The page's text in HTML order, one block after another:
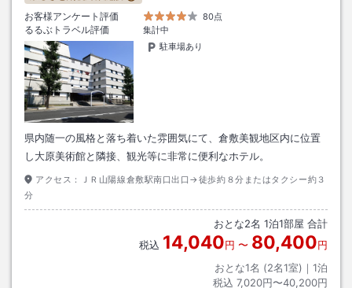
お客様アンケート評価
80点
るるぶトラベル評価
集計中
駐車場あり
県内随一の風格と落ち着いた雰囲気にて、倉敷美観地区内に位置
し大原美術館と隣接、観光等に非常に便利なホテル。
アクセス：
ＪＲ山陽線倉敷駅南口出口→徒歩約８分またはタクシー約３
分
おとな2名 1泊1部屋 合計
税込 14,040円 〜 80,400円
おとな1名 (2名1室)｜ 1泊
税込 7,020円〜40,200円